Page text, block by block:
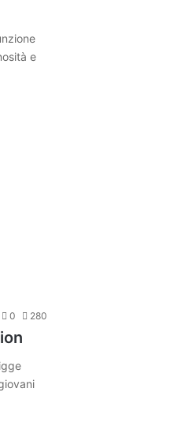
e
0 280